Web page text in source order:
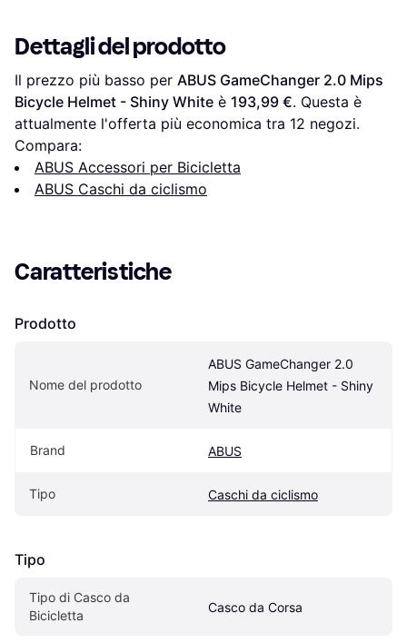
Dettagli del prodotto
Il prezzo più basso per ABUS GameChanger 2.0 Mips
Bicycle Helmet - Shiny White è 193,99 €. Questa è
attualmente l'offerta più economica tra 12 negozi.
Compara:
ABUS Accessori per Bicicletta
ABUS Caschi da ciclismo
Caratteristiche
Prodotto
Nome del prodotto
ABUS GameChanger 2.0
Mips Bicycle Helmet - Shiny
White
Brand ABUS
Tipo Caschi da ciclismo
Tipo
Tipo di Casco da
Bicicletta
Casco da Corsa